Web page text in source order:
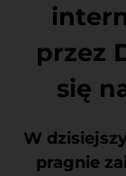
przez
się
W
pragnie